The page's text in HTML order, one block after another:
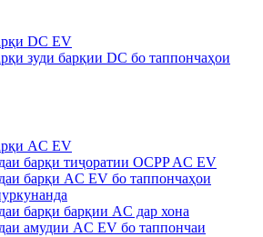
DC EV
зуди барқии DC бо таппончаҳои
AC EV
барқи тиҷоратии OCPP AC EV
барқи AC EV бо таппончаҳои
барқи барқии AC дар хона
амудии AC EV бо таппончаи